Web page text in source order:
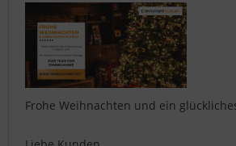
Frohe Weihnachten und ein